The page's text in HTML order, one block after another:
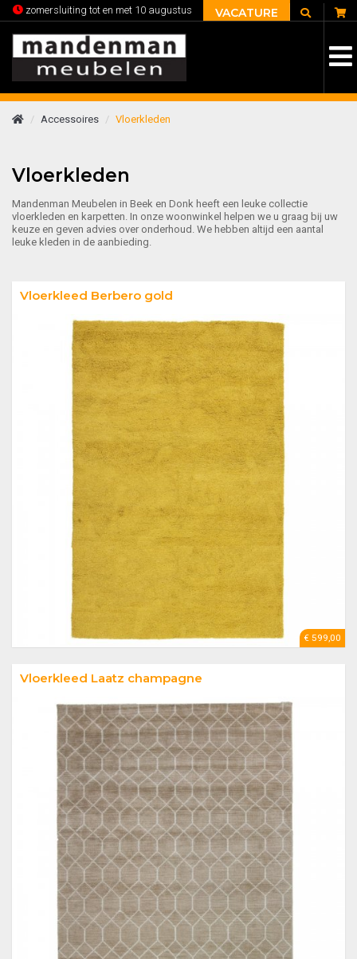
zomersluiting tot en met 10 augustus VACATURE
Accessoires Vloerkleden
Vloerkleden
Mandenman Meubelen in Beek en Donk heeft een leuke collectie
vloerkleden en karpetten. In onze woonwinkel helpen we u graag bij uw
keuze en geven advies over onderhoud. We hebben altijd een aantal
leuke kleden in de aanbieding.
Vloerkleed Berbero gold
€ 599,00
Vloerkleed Laatz champagne